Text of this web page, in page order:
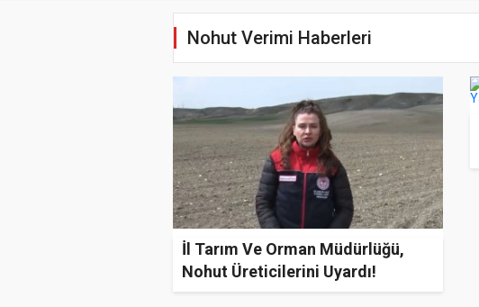
Nohut Verimi Haberleri
İl Tarım Ve Orman Müdürlüğü,
Nohut Üreticilerini Uyardı!